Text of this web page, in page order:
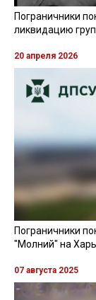
Пограничники
ликвидацию
20 апреля 2026
Пограничники
"Молний" на
07 августа 2025